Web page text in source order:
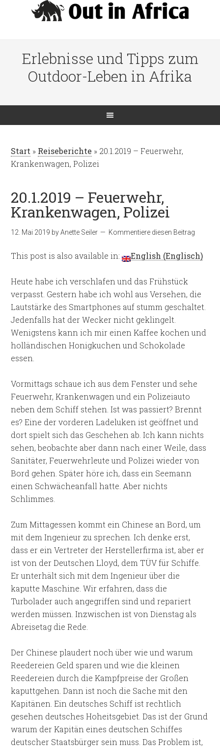
Erlebnisse und Tipps zum
Outdoor-Leben in Afrika
Start » Reiseberichte » 20.1.2019 – Feuerwehr,
Krankenwagen, Polizei
20.1.2019 – Feuerwehr,
Krankenwagen, Polizei
12. Mai 2019 byAnette Seiler Kommentiere diesen Beitrag
This post is also available in: English (Englisch)
Heute habe ich verschlafen und das Frühstück
verpasst. Gestern habe ich wohl aus Versehen, die
Lautstärke des Smartphones auf stumm geschaltet.
Jedenfalls hat der Wecker nicht geklingelt.
Wenigstens kann ich mir einen Kaffee kochen und
holländischen Honigkuchen und Schokolade
essen.
Vormittags schaue ich aus dem Fenster und sehe
Feuerwehr, Krankenwagen und ein Polizeiauto
neben dem Schiff stehen. Ist was passiert? Brennt
es? Eine der vorderen Ladeluken ist geöffnet und
dort spielt sich das Geschehen ab. Ich kann nichts
sehen, beobachte aber dann nach einer Weile, dass
Sanitäter, Feuerwehrleute und Polizei wieder von
Bord gehen. Später höre ich, dass ein Seemann
einen Schwächeanfall hatte. Aber nichts
Schlimmes.
Zum Mittagessen kommt ein Chinese an Bord, um
mit dem Ingenieur zu sprechen. Ich denke erst,
dass er ein Vertreter der Herstellerfirma ist, aber er
ist von der Deutschen Lloyd, dem TÜV für Schiffe.
Er unterhält sich mit dem Ingenieur über die
kaputte Maschine. Wir erfahren, dass die
Turbolader auch angegriffen sind und repariert
werden müssen. Inzwischen ist von Dienstag als
Abreisetag die Rede.
Der Chinese plaudert noch über wie und warum
Reedereien Geld sparen und wie die kleinen
Reedereien durch die Kampfpreise der Großen
kaputtgehen. Dann ist noch die Sache mit den
Kapitänen. Ein deutsches Schiff ist rechtlich
gesehen deutsches Hoheitsgebiet. Das ist der Grund
warum der Kapitän eines deutschen Schiffes
deutscher Staatsbürger sein muss. Das Problem ist,